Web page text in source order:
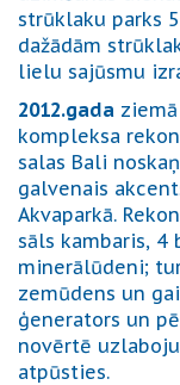
strūklaku parks
dažādām
lielu sajūsmu
2012.gada
kompleksa
salas Bali
galvenais
Akvaparkā.
sāls kambaris, 4
minerālūdeni;
zemūdens un
ģenerators un
novērtē
atpūsties.